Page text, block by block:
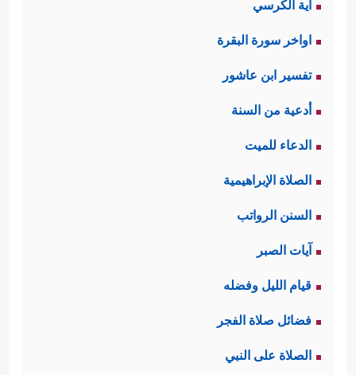
آية الكرسي
اواخر سورة البقرة
تفسير ابن عاشور
أدعية من السنة
الدعاء للميت
الصلاة الإبراهيمية
السنن الرواتب
آيات الصبر
قيام الليل وفضله
فضائل صلاة الفجر
الصلاة على النبي